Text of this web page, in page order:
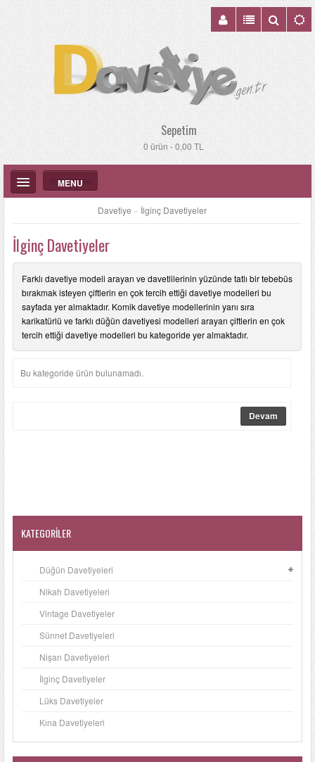
Sepetim
0 ürün - 0,00 TL
MENU
DÜĞÜN DAVETIYELERI
KATALOGLAR
LÜKS DAVETIYELER
NIKAH ŞEKERLERI
İLETIŞIM
Davetiye » İlginç Davetiyeler
İlginç Davetiyeler
Farklı davetiye modeli arayan ve davetlilerinin yüzünde tatlı bir tebebüs
bırakmak isteyen çiftlerin en çok tercih ettiği davetiye modelleri bu
sayfada yer almaktadır. Komik davetiye modellerinin yanı sıra
karikatürlü ve farklı düğün davetiyesi modelleri arayan çiftlerin en çok
tercih ettiği davetiye modelleri bu kategoride yer almaktadır.
Bu kategoride ürün bulunamadı.
Devam
KATEGORILER
Düğün Davetiyeleri
Nikah Davetiyeleri
Vintage Davetiyeler
Sünnet Davetiyeleri
Nişan Davetiyeleri
İlginç Davetiyeler
Lüks Davetiyeler
Kına Davetiyeleri